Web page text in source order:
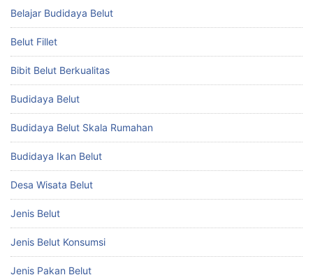
Belajar Budidaya Belut
Belut Fillet
Bibit Belut Berkualitas
Budidaya Belut
Budidaya Belut Skala Rumahan
Budidaya Ikan Belut
Desa Wisata Belut
Jenis Belut
Jenis Belut Konsumsi
Jenis Pakan Belut